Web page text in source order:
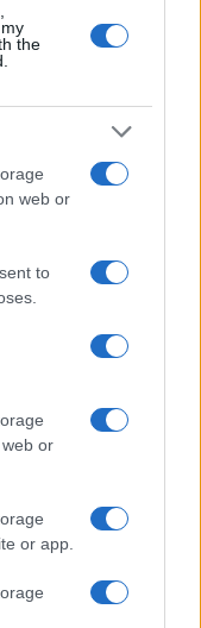
the
web or
to
or
or app.
a Olbia e in
bella anche dal
fa
il centro
spaccio e degrado:
scegliere la
l’ufficio
dolore: storia e
la Gallura